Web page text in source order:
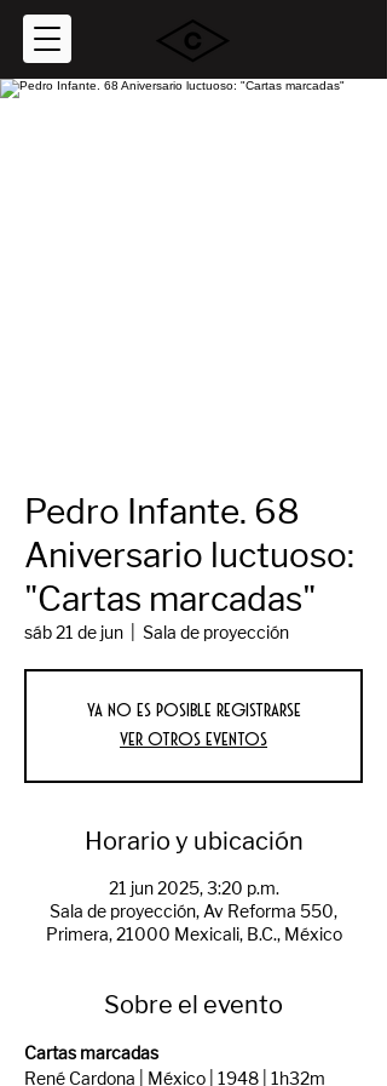
Pedro Infante. 68
Aniversario luctuoso:
"Cartas marcadas"
sáb 21 de jun Sala de proyección
Ya no es posible registrarse
Ver otros eventos
Horario y ubicación
21 jun 2025, 3:20 p.m.
Sala de proyección, Av Reforma 550,
Primera, 21000 Mexicali, B.C., México
Sobre el evento
Cartas marcadas
René Cardona | México | 1948 | 1h32m